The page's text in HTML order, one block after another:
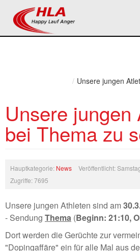
/ Unsere jungen
Unsere jungen
bei Thema zu
Hauptkategorie: News
Veröffentlicht:
Zugriffe: 7695
Unsere jungen Athleten sind am
- Sendung Thema (Beginn: 21:10,
Dort werden die Gerüchte zur
"Dopingaffäre" ein für alle Mal aus
Kontakt
Mitglied werden
Bezirkslaufcup
Volkslauf
Bilder
Termine